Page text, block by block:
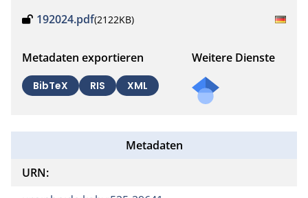
192024.pdf(2122KB)
Metadaten exportieren
BibTeX RIS XML
Weitere Dienste
Metadaten
URN: